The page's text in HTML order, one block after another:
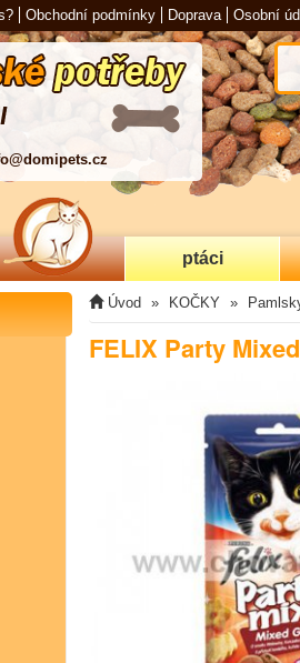
Obchodní podmínky Doprava Osobní
ptáci
Úvod KOČKY
FELIX Party